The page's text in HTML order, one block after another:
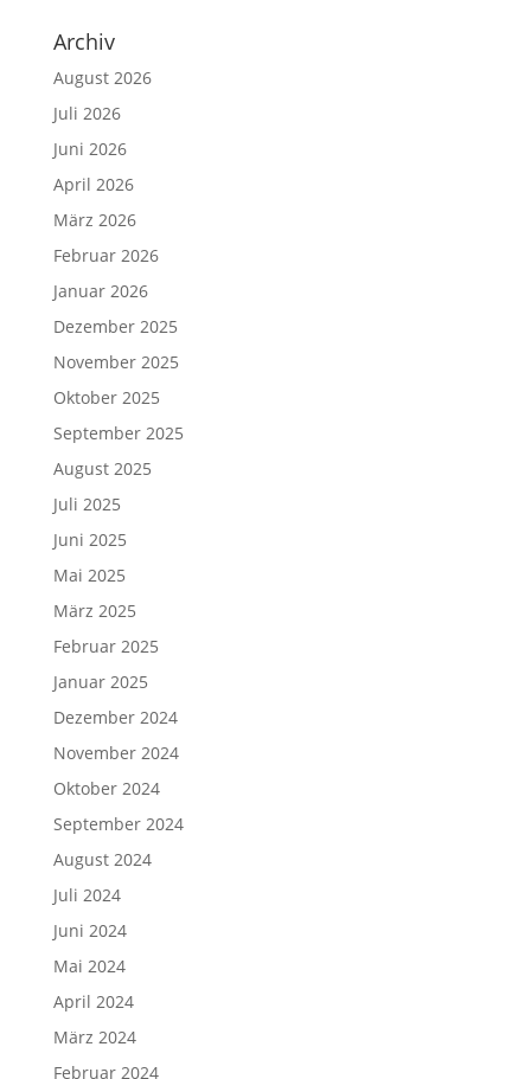
Archiv
August 2026
Juli 2026
Juni 2026
April 2026
März 2026
Februar 2026
Januar 2026
Dezember 2025
November 2025
Oktober 2025
September 2025
August 2025
Juli 2025
Juni 2025
Mai 2025
März 2025
Februar 2025
Januar 2025
Dezember 2024
November 2024
Oktober 2024
September 2024
August 2024
Juli 2024
Juni 2024
Mai 2024
April 2024
März 2024
Februar 2024